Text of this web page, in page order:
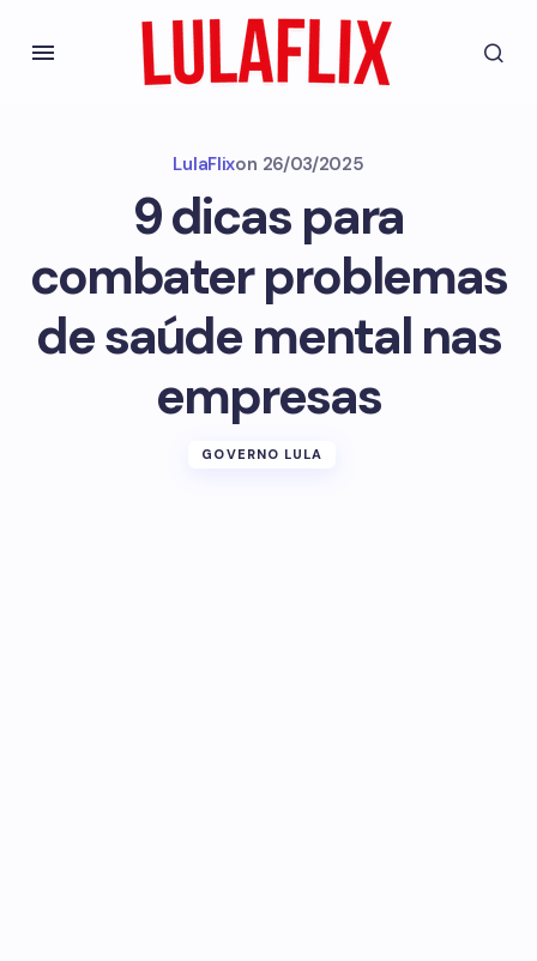
LulaFlixon 26/03/2025
9 dicas para
combater problemas
de saúde mental nas
empresas
GOVERNO LULA